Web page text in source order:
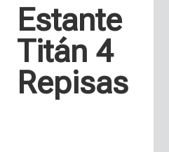
Estante
Titán 4
Repisas